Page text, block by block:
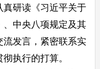
研读《习近平关于
、中央八项规定及其
发言，紧密联系实
执行的打算。